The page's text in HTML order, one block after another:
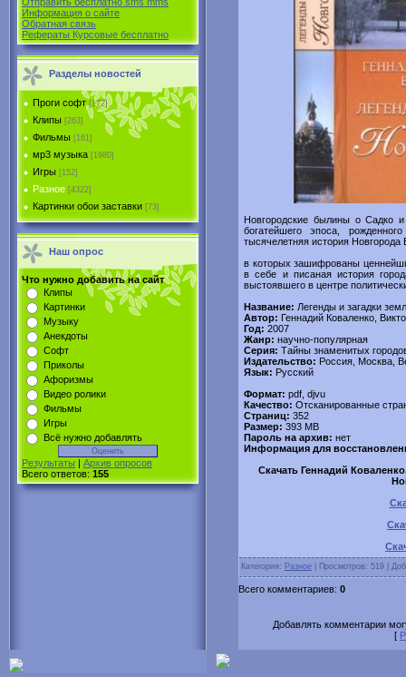
Информация о сайте
Обратная связь
Рефераты Курсовые бесплатно
Разделы новостей
Проги софт [172]
Клипы [263]
Фильмы [161]
мр3 музыка [1980]
Игры [152]
Разное [4322]
Картинки обои заставки [73]
Наш опрос
Что нужно добавить на сайт
Клипы
Картинки
Музыку
Анекдоты
Софт
Приколы
Афоризмы
Видео ролики
Фильмы
Игры
Всё нужно добавлять
Результаты | Архив опросов
Всего ответов: 155
Новгородские былины о Садко
богатейшего эпоса,
тысячелетняя история
в которых зашифрованы
в себе и писаная история
выстоявшего в центре
Название: Легенды и загадки
Автор: Геннадий Коваленко,
Год: 2007
Жанр: научно-популярная
Серия: Тайны знаменитых
Издательство: Россия, Москва,
Язык: Русский
Формат: pdf, djvu
Качество: Отсканированные
Страниц: 352
Размер: 393 MB
Пароль на архив: нет
Информация для
Скачать Геннадий
Категория: Разное | Просмотров: 519 |
Всего комментариев: 0
Добавлять комментарии
[